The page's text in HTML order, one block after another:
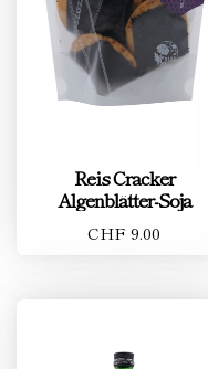
Reis Cracker
Algenblätter-Soja
CHF 9.00